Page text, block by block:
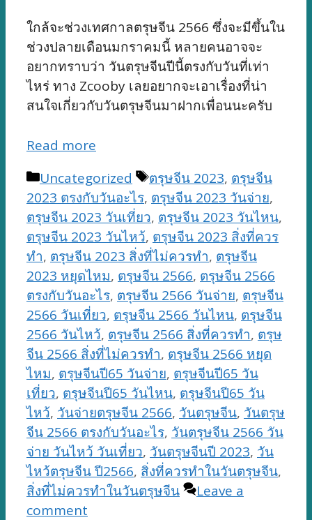
ใกล้จะช่วงเทศกาลตรุษจีน 2566 ซึ่งจะมีขึ้นใน
ช่วงปลายเดือนมกราคมนี้ หลายคนอาจจะ
อยากทราบว่า วันตรุษจีนปีนี้ตรงกับวันที่เท่า
ไหร่ ทาง Zcooby เลยอยากจะเอาเรื่องที่น่า
สนใจเกี่ยวกับวันตรุษจีนมาฝากเพื่อนนะครับ
Read more
Categories
Uncategorized Tags
ตรุษจีน 2023, ตรุษจีน
2023 ตรงกับวันอะไร, ตรุษจีน 2023 วันจ่าย,
ตรุษจีน 2023 วันเที่ยว, ตรุษจีน 2023 วันไหน,
ตรุษจีน 2023 วันไหว้, ตรุษจีน 2023 สิ่งที่ควร
ทำ, ตรุษจีน 2023 สิ่งที่ไม่ควรทำ, ตรุษจีน
2023 หยุดไหม, ตรุษจีน 2566, ตรุษจีน 2566
ตรงกับวันอะไร, ตรุษจีน 2566 วันจ่าย, ตรุษจีน
2566 วันเที่ยว, ตรุษจีน 2566 วันไหน, ตรุษจีน
2566 วันไหว้, ตรุษจีน 2566 สิ่งที่ควรทำ, ตรุษ
จีน 2566 สิ่งที่ไม่ควรทำ, ตรุษจีน 2566 หยุด
ไหม, ตรุษจีนปี65 วันจ่าย, ตรุษจีนปี65 วัน
เที่ยว, ตรุษจีนปี65 วันไหน, ตรุษจีนปี65 วัน
ไหว้, วันจ่ายตรุษจีน 2566, วันตรุษจีน, วันตรุษ
จีน 2566 ตรงกับวันอะไร, วันตรุษจีน 2566 วัน
จ่าย วันไหว้ วันเที่ยว, วันตรุษจีนปี 2023, วัน
ไหว้ตรุษจีน ปี2566, สิ่งที่ควรทำในวันตรุษจีน,
สิ่งที่ไม่ควรทำในวันตรุษจีน
Leave a
comment